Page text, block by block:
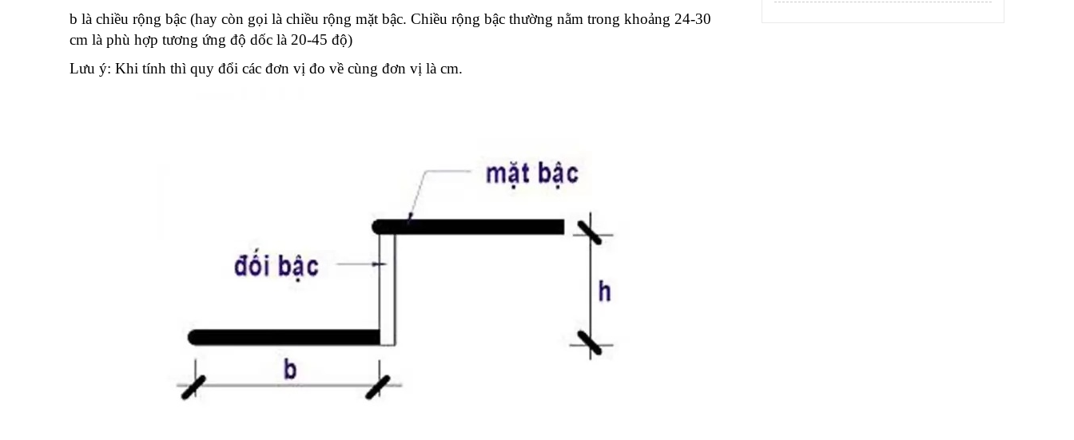
b là chiều rộng bậc (hay còn gọi là chiều rộng mặt bậc. Chiều rộng bậc thường nằm trong khoảng 24-30
cm là phù hợp tương ứng độ dốc là 20-45 độ)
Lưu ý: Khi tính thì quy đổi các đơn vị đo về cùng đơn vị là cm.